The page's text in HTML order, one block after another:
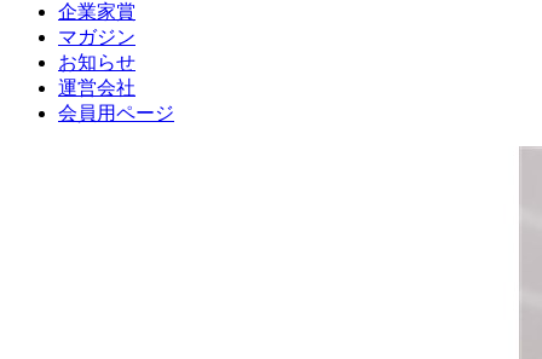
企業家賞
マガジン
お知らせ
運営会社
会員用ページ